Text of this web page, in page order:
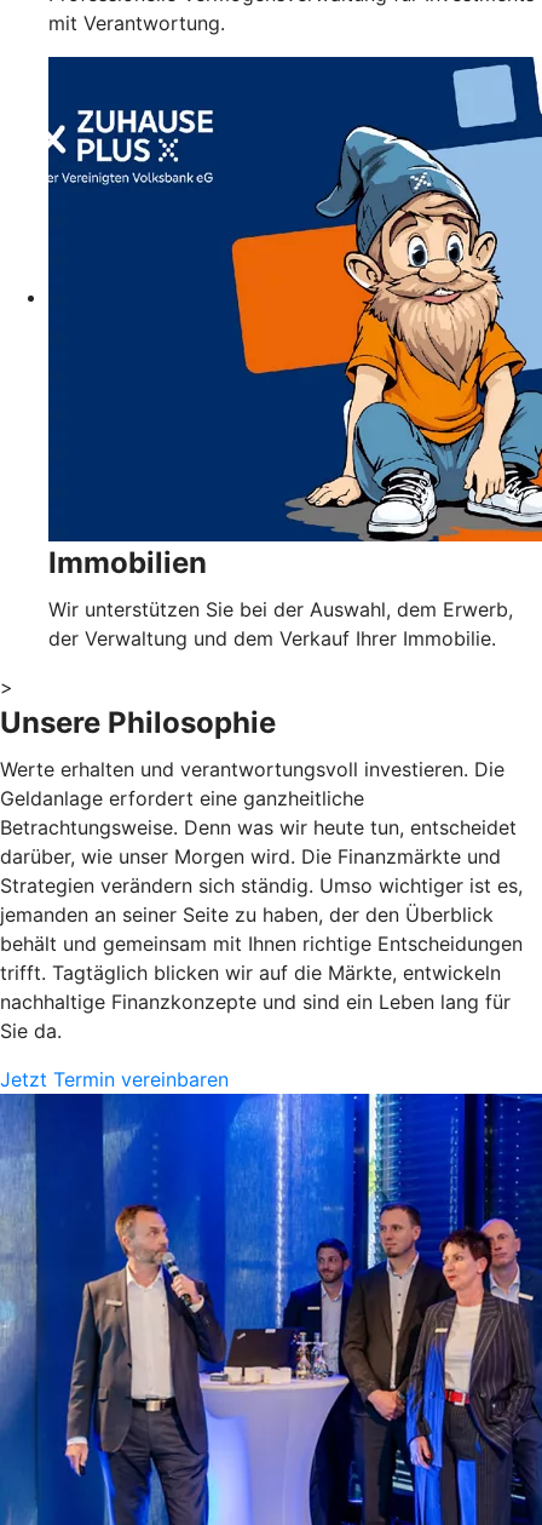
mit Verantwortung.
Immobilien
Wir unterstützen Sie bei der Auswahl, dem Erwerb,
der Verwaltung und dem Verkauf Ihrer Immobilie.
>
Unsere Philosophie
Werte erhalten und verantwortungsvoll investieren. Die
Geldanlage erfordert eine ganzheitliche
Betrachtungsweise. Denn was wir heute tun, entscheidet
darüber, wie unser Morgen wird. Die Finanzmärkte und
Strategien verändern sich ständig. Umso wichtiger ist es,
jemanden an seiner Seite zu haben, der den Überblick
behält und gemeinsam mit Ihnen richtige Entscheidungen
trifft. Tagtäglich blicken wir auf die Märkte, entwickeln
nachhaltige Finanzkonzepte und sind ein Leben lang für
Sie da.
Jetzt Termin vereinbaren